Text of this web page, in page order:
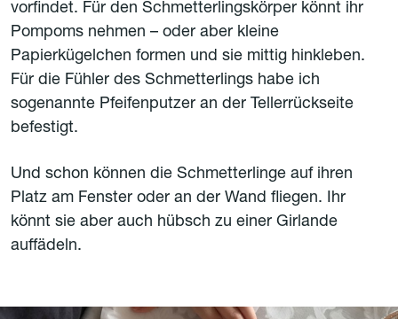
vorfindet. Für den Schmetterlingskörper könnt ihr
Pompoms nehmen – oder aber kleine
Papierkügelchen formen und sie mittig hinkleben.
Für die Fühler des Schmetterlings habe ich
sogenannte Pfeifenputzer an der Tellerrückseite
befestigt.
Und schon können die Schmetterlinge auf ihren
Platz am Fenster oder an der Wand fliegen. Ihr
könnt sie aber auch hübsch zu einer Girlande
auffädeln.